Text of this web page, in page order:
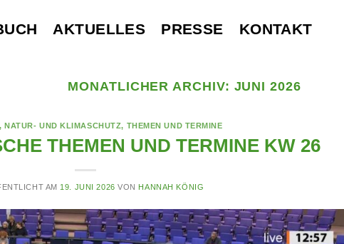
AKTUELLES PRESSE KONTAKT
MONATLICHER ARCHIV: JUNI 2026
,NATUR- UND KLIMASCHUTZ, THEMEN UND TERMINE
THEMEN UND TERMINE KW 26
AM 19. JUNI 2026 VON HANNAH KÖNIG